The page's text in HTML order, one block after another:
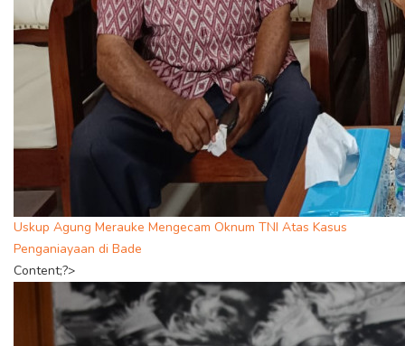
Uskup Agung Merauke Mengecam Oknum TNI Atas Kasus
Penganiayaan di Bade
Content;?>